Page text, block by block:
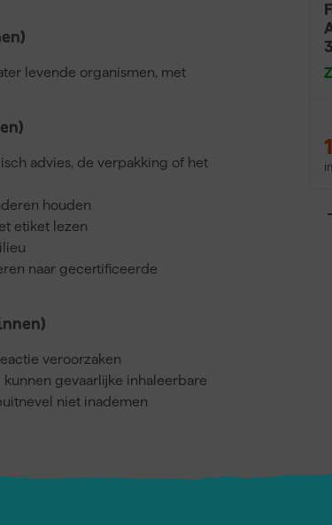
levende organismen, met
advies, de verpakking of het
houden
etiket lezen
naar gecertificeerde
veroorzaken
kunnen gevaarlijke inhaleerbare
niet inademen